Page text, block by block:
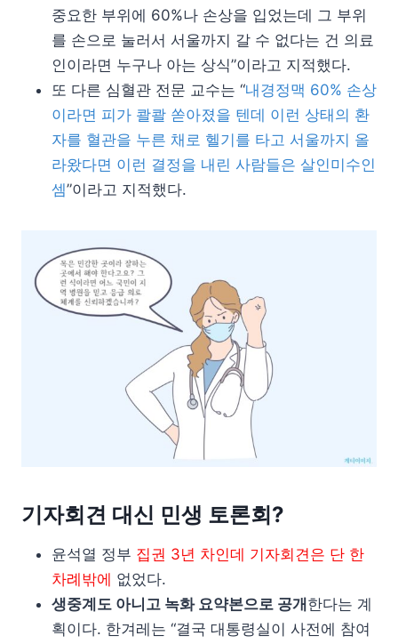
중요한 부위에 60%나 손상을 입었는데 그 부위
를 손으로 눌러서 서울까지 갈 수 없다는 건 의료
인이라면 누구나 아는 상식”이라고 지적했다.
또 다른 심혈관 전문 교수는 “내경정맥 60% 손상
이라면 피가 콸콸 쏟아졌을 텐데 이런 상태의 환
자를 혈관을 누른 채로 헬기를 타고 서울까지 올
라왔다면 이런 결정을 내린 사람들은 살인미수인
셈”이라고 지적했다.
기자회견 대신 민생 토론회?
윤석열 정부 집권 3년 차인데 기자회견은 단 한
차례밖에 없었다.
생중계도 아니고 녹화 요약본으로 공개 한다는 계
획이다. 한겨레는 “결국 대통령실이 사전에 참여